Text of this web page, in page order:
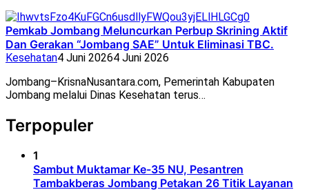
Pemkab Jombang Meluncurkan Perbup Skrining Aktif
Dan Gerakan “Jombang SAE” Untuk Eliminasi TBC.
Kesehatan4 Juni 20264 Juni 2026
Jombang–KrisnaNusantara.com, Pemerintah Kabupaten
Jombang melalui Dinas Kesehatan terus…
Terpopuler
1
Sambut Muktamar Ke-35 NU, Pesantren
Tambakberas Jombang Petakan 26 Titik Layanan